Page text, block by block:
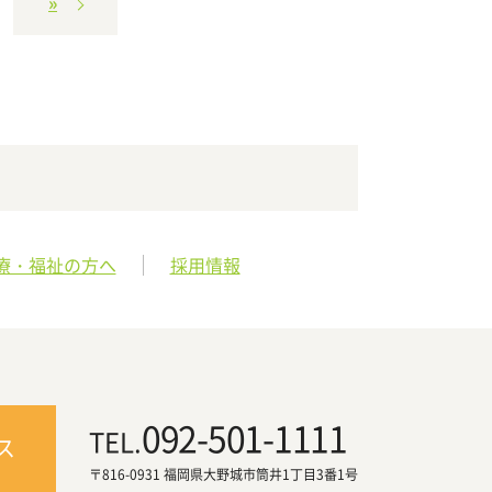
・福祉の方へ 採用情報
TEL.092-501-1111
〒816-0931 福岡県大野城市筒井1丁目3番1号